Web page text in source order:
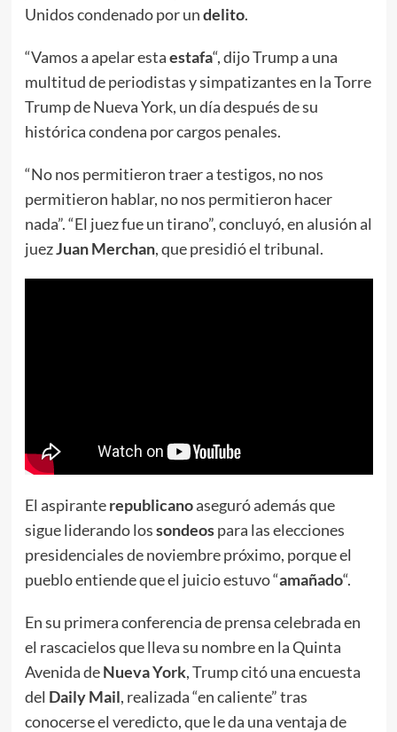
Unidos condenado por undelito.
“Vamos a apelar estaestafa“, dijo Trump a una
multitud de periodistas y simpatizantes en la Torre
Trump de Nueva York, un día después de su
histórica condena por cargos penales.
“No nos permitieron traer a testigos, no nos
permitieron hablar, no nos permitieron hacer
nada”. “El juez fue un tirano”, concluyó, en alusión al
juezJuan Merchan, que presidió el tribunal.
El aspiranterepublicanoaseguró además que
sigue liderando lossondeospara las elecciones
presidenciales de noviembre próximo, porque el
pueblo entiende que el juicio estuvo “amañado“.
En su primera conferencia de prensa celebrada en
el rascacielos que lleva su nombre en la Quinta
Avenida deNueva York, Trump citó una encuesta
del Daily Mail, realizada “en caliente” tras
conocerse el veredicto, que le da una ventaja de